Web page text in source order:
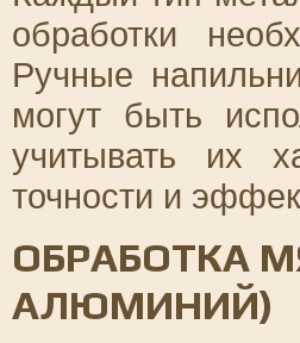
обработки
Ручные
могут быть
учитывать их
точности и
ОБРАБОТКА
АЛЮМИНИЙ)